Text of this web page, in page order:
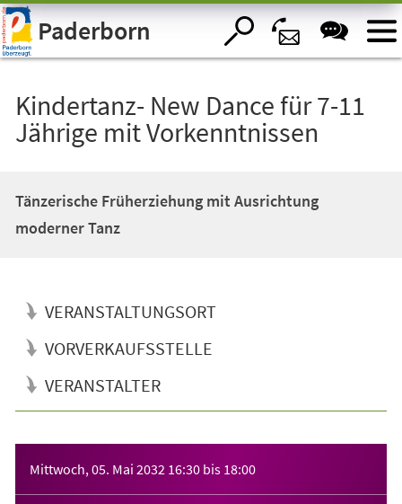
Visuelle
Assistenzsoftware
öffnen.Paderborn
Kindertanz- New Dance für 7-11
Jährige mit Vorkenntnissen
Tänzerische Früherziehung mit Ausrichtung
moderner Tanz
VERANSTALTUNGSORT
VORVERKAUFSSTELLE
VERANSTALTER
Mittwoch, 05. Mai 2032 16:30 bis 18:00